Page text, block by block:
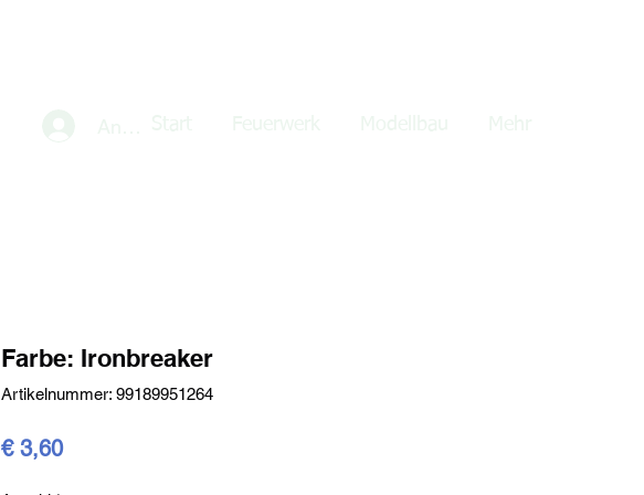
Farbe: Ironbreaker
Artikelnummer: 99189951264
€ 3,60Preis